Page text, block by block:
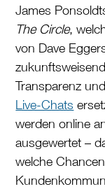
James
The Circle,
von Dave
Transparenz
Live-Chats
werden online
ausgewertet –
welche